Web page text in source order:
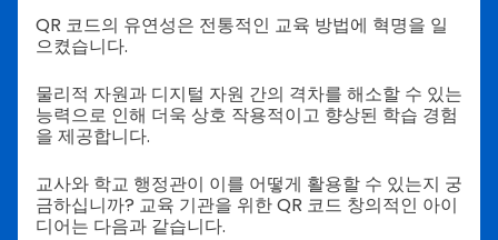
QR 코드의 유연성은 전통적인 교육 방법에 혁명을 일
으켰습니다.
물리적 자원과 디지털 자원 간의 격차를 해소할 수 있는
능력으로 인해 더욱 상호 작용적이고 향상된 학습 경험
을 제공합니다.
교사와 학교 행정관이 이를 어떻게 활용할 수 있는지 궁
금하십니까? 교육 기관을 위한 QR 코드 창의적인 아이
디어는 다음과 같습니다.